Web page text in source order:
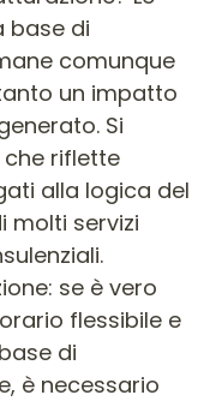
base di
comunque
un impatto
Si
riflette
alla logica del
molti servizi
se è vero
flessibile e
di
è necessario